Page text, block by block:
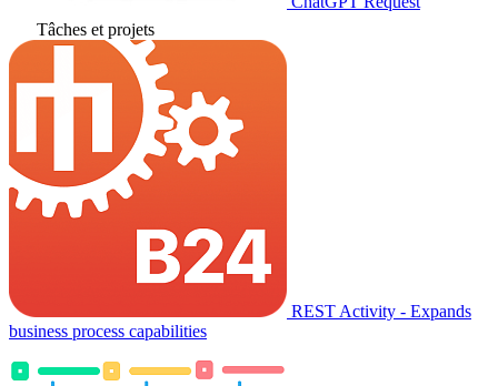
Tâches et projets
REST Activity - Expands
business process capabilities